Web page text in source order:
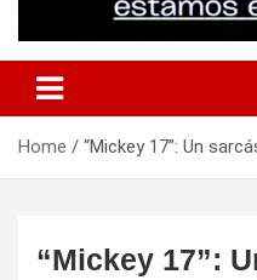
Home “Mickey 17”: Un
“Mickey 17”: